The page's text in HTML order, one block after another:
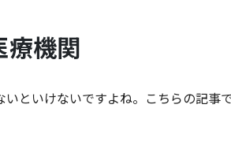
療機関
といけないですよね。こちらの記事